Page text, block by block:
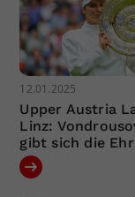
12.01.2025
Upper Austria
Linz:
gibt sich die